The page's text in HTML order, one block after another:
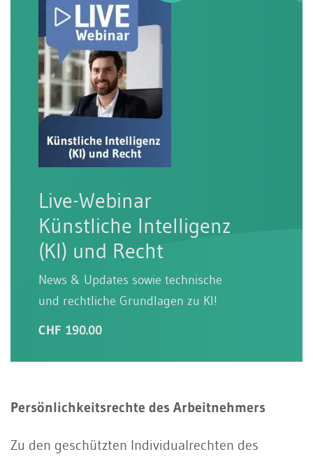
Live-Webinar
Künstliche Intelligenz
(KI) und Recht
News & Updates sowie technische
und rechtliche Grundlagen zu KI!
CHF 190.00
Persönlichkeitsrechte des Arbeitnehmers
Zu den geschützten Individualrechten des